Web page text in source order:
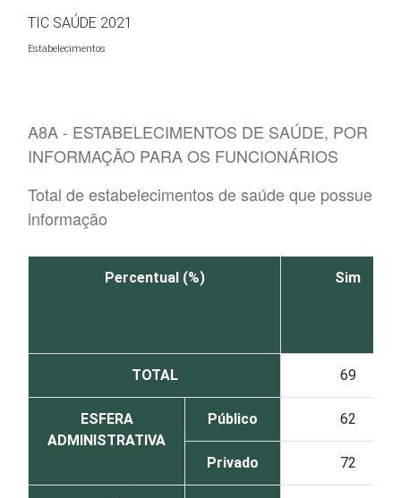
Ir para o conteúdo
TIC SAÚDE 2021
Estabelecimentos
A8A - ESTABELECIMENTOS DE SAÚDE, POR
INFORMAÇÃO PARA OS FUNCIONÁRIOS
Total de estabelecimentos de saúde que possuem
informação
Percentual (%) Sim
TOTAL 69
ESFERA
ADMINISTRATIVA
Público 62
Privado 72